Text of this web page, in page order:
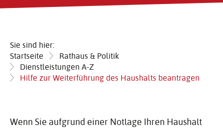
Sie sind hier:
Startseite
Rathaus & Politik
Dienstleistungen A-Z
Hilfe zur Weiterführung des Haushalts beantragen
Wenn Sie aufgrund einer Notlage Ihren Haushalt